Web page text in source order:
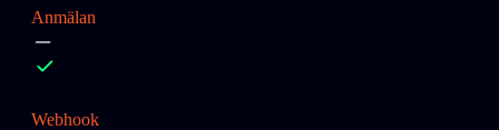
Anmälan
Webhook